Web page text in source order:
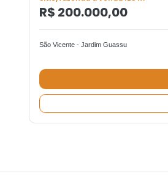
R$ 200.000,00
São Vicente - Jardim Guassu